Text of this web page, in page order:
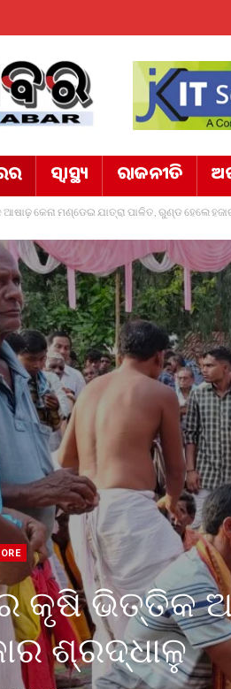
ସ୍ୱାସ୍ଥ୍ୟ ରାଜନୀତି
କେନା ମଣ୍ଡେଇ ଯାତ୍ରା ପାଳିତ, ରୁଣ୍ଡ ହେଲେ
କୃଷି ଭିତ୍ତିକ
ଶ୍ରଦ୍ଧାଳୁ